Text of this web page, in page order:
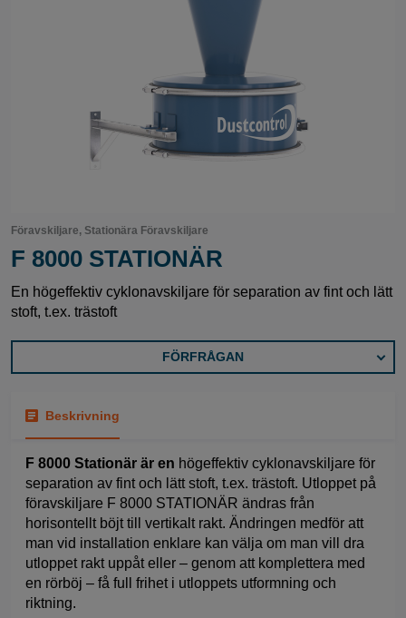
Föravskiljare, Stationära Föravskiljare
F 8000 STATIONÄR
En högeffektiv cyklonavskiljare för separation av fint och lätt
stoft, t.ex. trästoft
FÖRFRÅGAN
Beskrivning
F 8000 Stationär är en högeffektiv cyklonavskiljare för
separation av fint och lätt stoft, t.ex. trästoft. Utloppet på
föravskiljare F 8000 STATIONÄR ändras från
horisontellt böjt till vertikalt rakt. Ändringen medför att
man vid installation enklare kan välja om man vill dra
utloppet rakt uppåt eller – genom att komplettera med
en rörböj – få full frihet i utloppets utformning och
riktning.